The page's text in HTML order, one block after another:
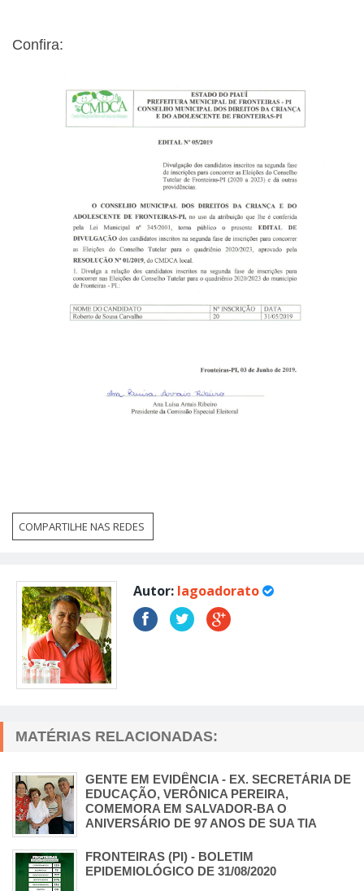
Confira:
COMPARTILHE NAS REDES
Autor: lagoadorato
MATÉRIAS RELACIONADAS:
GENTE EM EVIDÊNCIA - EX. SECRETÁRIA DE
EDUCAÇÃO, VERÔNICA PEREIRA,
COMEMORA EM SALVADOR-BA O
ANIVERSÁRIO DE 97 ANOS DE SUA TIA
FRONTEIRAS (PI) - BOLETIM
EPIDEMIOLÓGICO DE 31/08/2020